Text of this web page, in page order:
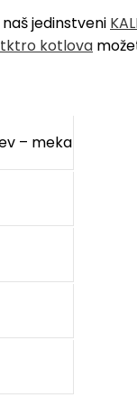
jedinstveni
kotlova
– meka